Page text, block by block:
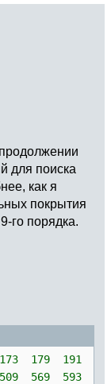
для поиска
как я
покрытия
го порядка.
179 191
569 593